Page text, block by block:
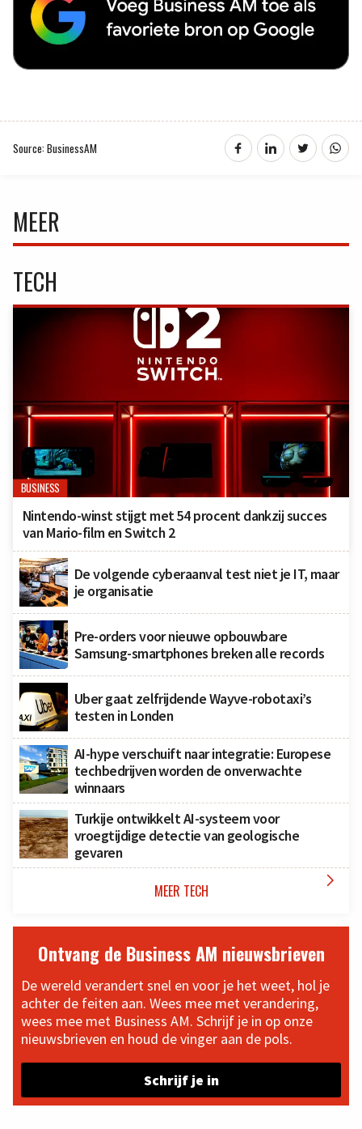
Source: BusinessAM
MEER
TECH
BUSINESS
Nintendo-winst stijgt met 54 procent dankzij succes
van Mario-film en Switch 2
De volgende cyberaanval test niet je IT, maar
je organisatie
Pre-orders voor nieuwe opbouwbare
Samsung-smartphones breken alle records
Uber gaat zelfrijdende Wayve-robotaxi’s
testen in Londen
AI-hype verschuift naar integratie: Europese
techbedrijven worden de onverwachte
winnaars
Turkije ontwikkelt AI-systeem voor
vroegtijdige detectie van geologische
gevaren
MEER TECH 
Ontvang de Business AM nieuwsbrieven
De wereld verandert snel en voor je het weet, hol je
achter de feiten aan. Wees mee met verandering,
wees mee met Business AM. Schrijf je in op onze
nieuwsbrieven en houd de vinger aan de pols.
Schrijf je in